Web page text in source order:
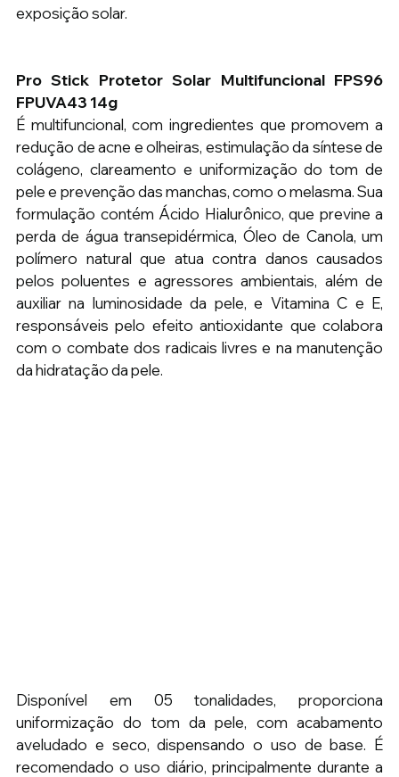
exposição solar.
Pro Stick Protetor Solar Multifuncional FPS96
FPUVA43 14g
É multifuncional, com ingredientes que promovem a
redução de acne e olheiras, estimulação da síntese de
colágeno, clareamento e uniformização do tom de
pele e prevenção das manchas, como o melasma. Sua
formulação contém Ácido Hialurônico, que previne a
perda de água transepidérmica, Óleo de Canola, um
polímero natural que atua contra danos causados
pelos poluentes e agressores ambientais, além de
auxiliar na luminosidade da pele, e Vitamina C e E,
responsáveis pelo efeito antioxidante que colabora
com o combate dos radicais livres e na manutenção
da hidratação da pele.
Disponível em 05 tonalidades, proporciona
uniformização do tom da pele, com acabamento
aveludado e seco, dispensando o uso de base. É
recomendado o uso diário, principalmente durante a